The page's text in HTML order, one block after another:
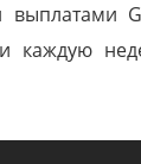
выплатами
каждую